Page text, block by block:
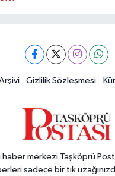
Gizlilik Sözleşmesi
haber merkezi Taşköprü
sadece bir tık